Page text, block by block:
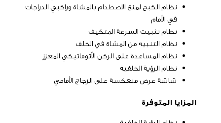
نظام الكبح لمنع الاصطدام بالمشاة وراكبي الدراجات
في الأمام
نظام تثبيت السرعة المتكيف
نظام التنبيه من المشاة في الخلف
نظام المساعدة على الركن الأتوماتيكي المعزز
نظام الرؤية الخلفية
شاشة عرض منعكسة على الزجاج الأمامي
المزايا المتوفرة